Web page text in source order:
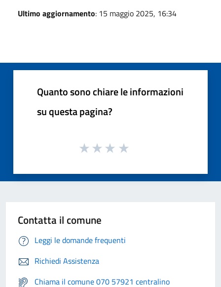
Ultimo aggiornamento: 15 maggio 2025, 16:34
Quanto sono chiare le informazioni
su questa pagina?
Contatta il comune
Leggi le domande frequenti
Richiedi Assistenza
Chiama il comune 070 57921 centralino